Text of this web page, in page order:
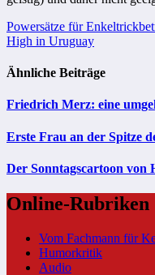
Powersätze für
High in Uruguay
Ähnliche Beiträge
Friedrich Merz: eine
Erste Frau an der Spitze
Der Sonntagscartoon von
Online-Rubriken
Vom Fachmann für
Humorkritik
Audio